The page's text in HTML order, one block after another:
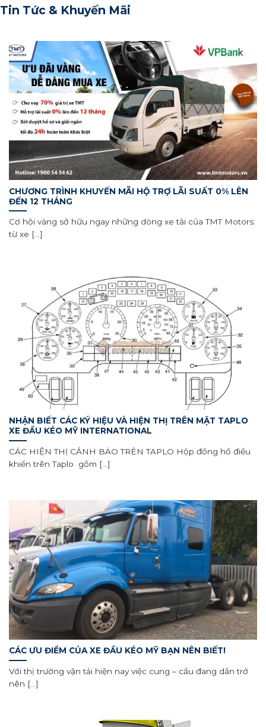
Tin Tức & Khuyến Mãi
CHƯƠNG TRÌNH KHUYẾN MÃI HỘ TRỢ LÃI SUẤT 0% LÊN
ĐẾN 12 THÁNG
Cơ hội vàng sở hữu ngay những dòng xe tải của TMT Motors:
từ xe [...]
NHẬN BIẾT CÁC KÝ HIỆU VÀ HIỆN THỊ TRÊN MẶT TAPLO
XE ĐẦU KÉO MỸ INTERNATIONAL
CÁC HIỆN THỊ CẢNH BÁO TRÊN TAPLO Hộp đồng hồ điều
khiển trên Taplo gồm [...]
CÁC ƯU ĐIỂM CỦA XE ĐẦU KÉO MỸ BẠN NÊN BIẾT!
Với thị trường vận tải hiện nay việc cung – cầu đang dần trở
nên [...]